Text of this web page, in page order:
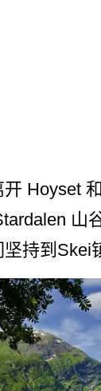
Hoyset
山
持到Skei